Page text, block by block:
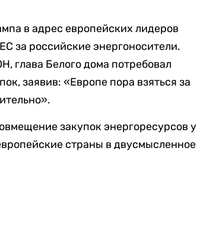
в адрес европейских лидеров
за российские энергоносители.
глава Белого дома потребовал
заявив: «Европе пора взяться за
закупок энергоресурсов у
страны в двусмысленное